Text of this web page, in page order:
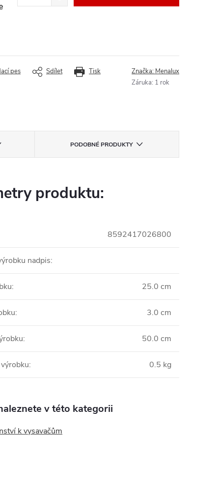
Tisk
pes Sdílet Značka: Menalux
Záruka: 1 rok
PODOBNÉ PRODUKTY
produktu:
8592417026800
nadpis:
: 25.0 cm
: 3.0 cm
: 50.0 cm
: 0.5 kg
v této kategorii
k vysavačům